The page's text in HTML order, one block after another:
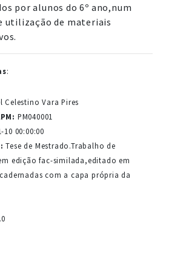
por alunos do 6º ano,num
utilização de materiais
:
Celestino Vara Pires
PM040001
10 00:00:00
Tese de Mestrado.Trabalho de
edição fac-similada,editado em
com a capa própria da